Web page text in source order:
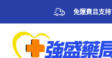
免運費且支